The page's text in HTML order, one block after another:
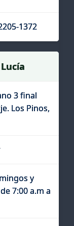
1372
3 final
Los Pinos,
y
7:00 a.m a